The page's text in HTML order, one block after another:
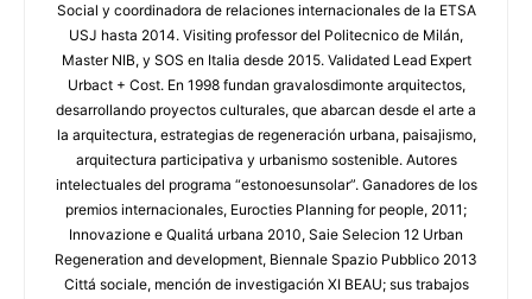
Social y coordinadora de relaciones internacionales de la ETSA
USJ hasta 2014. Visiting professor del Politecnico de Milán,
Master NIB, y SOS en Italia desde 2015. Validated Lead Expert
Urbact + Cost. En 1998 fundan gravalosdimonte arquitectos,
desarrollando proyectos culturales, que abarcan desde el arte a
la arquitectura, estrategias de regeneración urbana, paisajismo,
arquitectura participativa y urbanismo sostenible. Autores
intelectuales del programa “estonoesunsolar”. Ganadores de los
premios internacionales, Eurocties Planning for people, 2011;
Innovazione e Qualitá urbana 2010, Saie Selecion 12 Urban
Regeneration and development, Biennale Spazio Pubblico 2013
Cittá sociale, mención de investigación XI BEAU; sus trabajos